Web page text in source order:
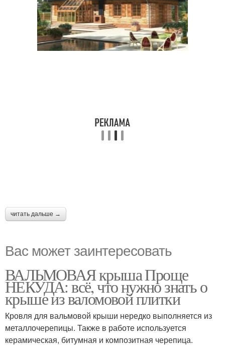
читать дальше →
Вас может заинтересовать
ВАЛЬМОВАЯ крыша Проще
НЕКУДА: всё, что нужно знать о
крыше из валомовой плитки
Кровля для вальмовой крыши нередко выполняется из
металлочерепицы. Также в работе используется
керамическая, битумная и композитная черепица.